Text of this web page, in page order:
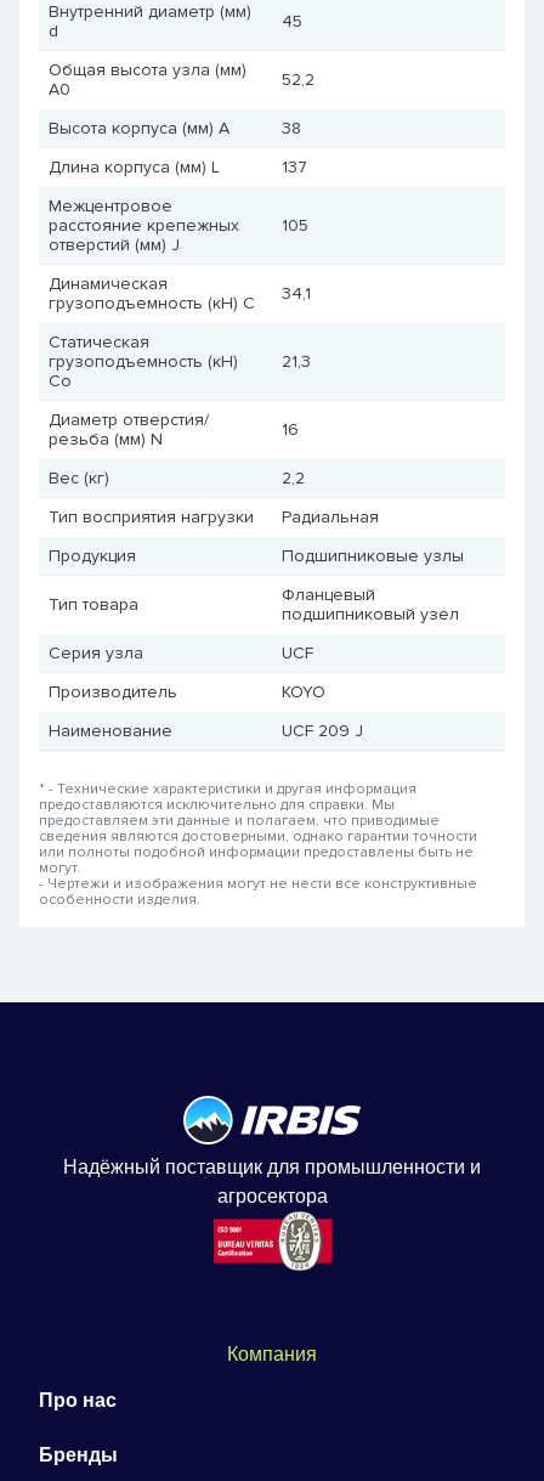
Внутренний диаметр (мм)
d
45
Общая высота узла (мм)
A0
52,2
Высота корпуса (мм) A
38
Длина корпуса (мм) L
137
Межцентровое
расстояние крепежных
отверстий (мм) J
105
Динамическая
грузоподъемность (кН) C
34,1
Статическая
грузоподъемность (кН)
Co
21,3
Диаметр отверстия/
резьба (мм) N
16
Вес (кг)
2,2
Тип восприятия нагрузки
Радиальная
Продукция
Подшипниковые узлы
Тип товара
Фланцевый
подшипниковый узел
Серия узла
UCF
Производитель
KOYO
Наименование
UCF 209 J
* - Технические характеристики и другая информация
предоставляются исключительно для справки. Мы
предоставляем эти данные и полагаем, что приводимые
сведения являются достоверными, однако гарантии точности
или полноты подобной информации предоставлены быть не
могут.
- Чертежи и изображения могут не нести все конструктивные
особенности изделия.
Надёжный поставщик для промышленности и
агросектора
Компания
Про нас
Бренды